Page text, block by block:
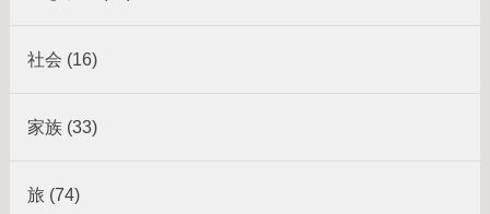
社会 (16)
家族 (33)
旅 (74)